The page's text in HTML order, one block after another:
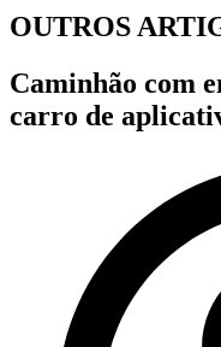
OUTROS
Caminhão com
carro de